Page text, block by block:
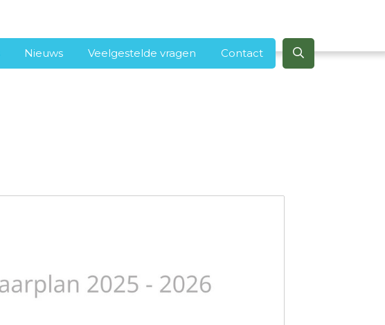
Nieuws Veelgestelde vragen Contact